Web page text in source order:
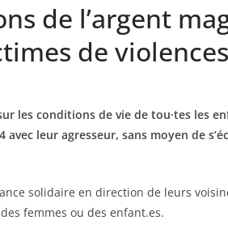
de l’argent
de
les conditions de vie de tou·tes les
leur agresseur, sans moyen de
solidaire en direction de leurs
femmes ou des enfant.es.